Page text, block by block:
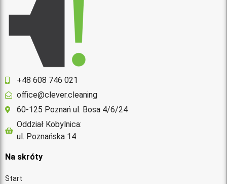
+48 608 746 021
office@clever.cleaning
60-125 Poznań ul. Bosa 4/6/24
Oddział Kobylnica:
ul. Poznańska 14
Na skróty
Start